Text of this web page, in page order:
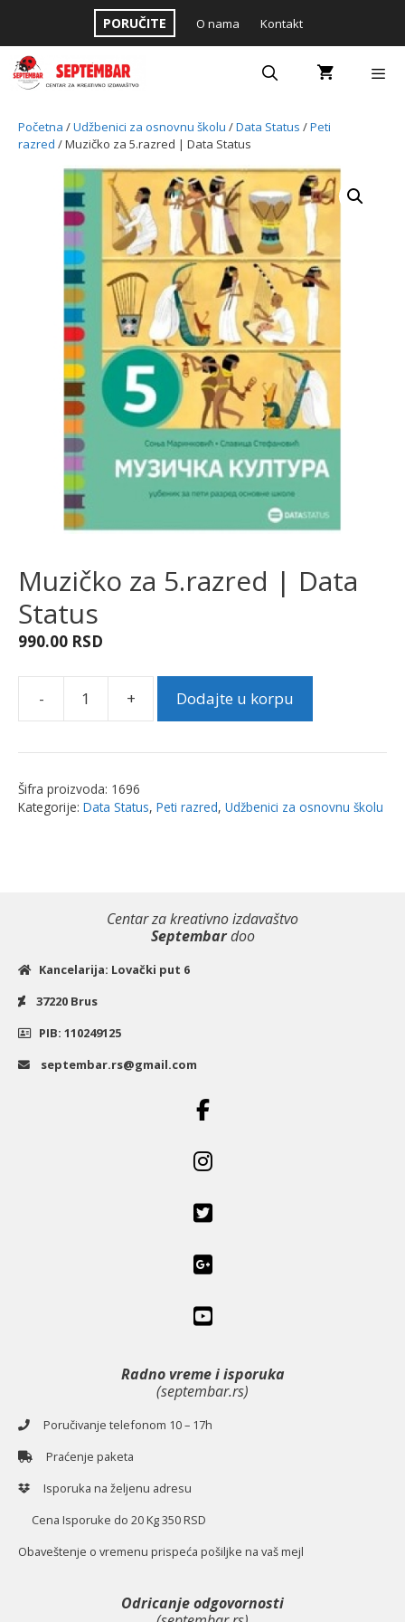
content
PORUČITE O nama Kontakt
Početna /Udžbenici za osnovnu školu /Data Status /Peti
razred / Muzičko za 5.razred | Data Status
Muzičko za 5.razred | Data
Status
990.00 RSD
-
Muzičko
5.razred
Data
+ Dodajte u korpu
Šifra proizvoda: 1696
Kategorije: Data Status, Peti razred, Udžbenici za osnovnu školu
Centar za kreativno izdavaštvo
Septembardoo
Kancelarija: Lovački put 6
37220 Brus
PIB: 110249125
septembar.rs@gmail.com
Radno vreme i isporuka
(septembar.rs)
Poručivanje telefonom 10 – 17h
Praćenje paketa
Isporuka na željenu adresu
Cena Isporuke do 20 Kg 350 RSD
Obaveštenje o vremenu prispeća pošiljke na vaš mejl
Odricanje odgovornosti